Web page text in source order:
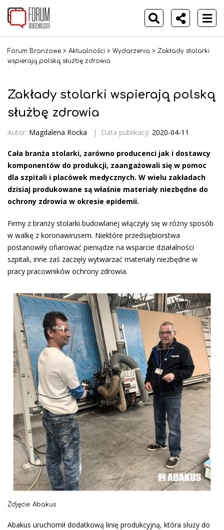
Forum Branżowe > Aktualności > Wydarzenia > Zakłady stolarki
wspierają polską służbę zdrowia
Zakłady stolarki wspierają polską
służbę zdrowia
Autor: Magdalena Rocka | Data publikacji: 2020-04-11
Cała branża stolarki, zarówno producenci jak i dostawcy
komponentów do produkcji, zaangażowali się w pomoc
dla szpitali i placówek medycznych. W wielu zakładach
dzisiaj produkowane są właśnie materiały niezbędne do
ochrony zdrowia w okresie epidemii.
Firmy z branży stolarki budowlanej włączyły się w różny sposób
w walkę z koronawirusem. Niektóre przedsiębiorstwa
postanowiły ofiarować pieniądze na wsparcie działalności
szpitali, inne zaś zaczęły wytwarzać materiały niezbędne w
pracy pracowników ochrony zdrowia.
Zdjęcie: Abakus
Abakus uruchomił dodatkową linię produkcyjną, która służy do